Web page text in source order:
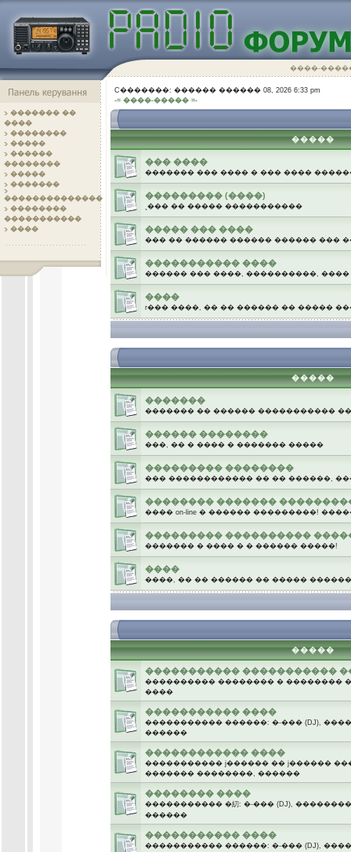
����-
������� ��
����
��������
�����
������
��������
�����
�������
��������������
��������
�����������
����
C�������: ������ ������ 08, 2026 6:33 pm
-= ����-����� =-
�����
��� ����
������� ��� ���� � ��� ����
��������� (����)
˳��� �� ����� �����������
����� ��� ����
��� �� ������ ������ ������ ���
����������� ����
������ ��� ����, ����������,
����
г��� ����, �� �� ������ �� �����
�����
�������
������� �� ������ �����������
������ ��������
���, �� � ���� � ������� �����
��������� ��������
��� ������������ �� �� ������,
�������� �������
���� on-line � ������ ���������!
��������� ����������
������� � ���� � � ������ �����!
����
����, �� �� ������ �� ����� ������
�����
����������� �����������
���������� �������� � ��������
����
����������� ����
����������� ������: �-��� (DJ),
������
������������ ����
����������� ϳ������ �� ϳ������
������� ��������, ������
�������� ����
����������� �糿: �-��� (DJ),
������
����������� ����
����������� ������: �-��� (DJ),